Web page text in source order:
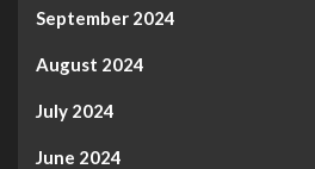
September 2024
August 2024
July 2024
June 2024